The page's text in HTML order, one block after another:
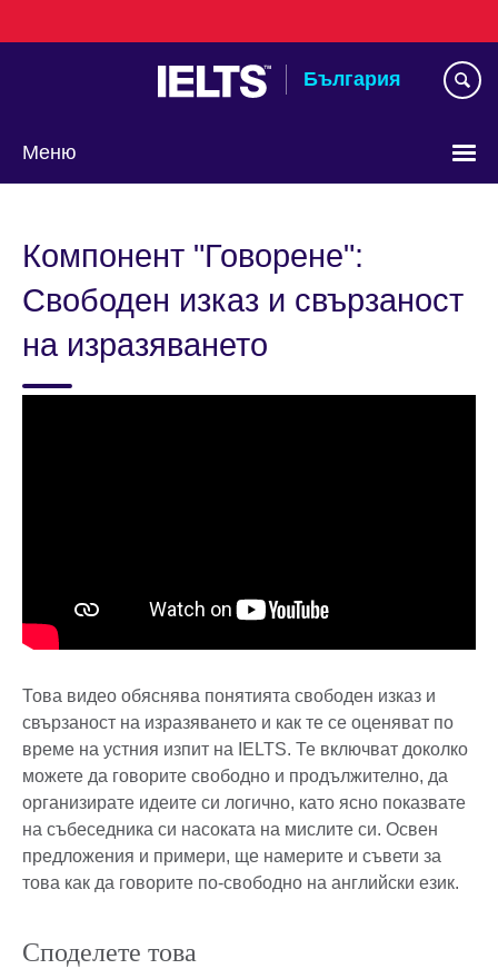
съдържанието
България
Меню
Компонент "Говорене":
Свободен изказ и свързаност
на изразяването
Това видео обяснява понятията свободен изказ и
свързаност на изразяването и как те се оценяват по
време на устния изпит на IELTS. Те включват доколко
можете да говорите свободно и продължително, да
организирате идеите си логично, като ясно показвате
на събеседника си насоката на мислите си. Освен
предложения и примери, ще намерите и съвети за
това как да говорите по-свободно на английски език.
Споделете това